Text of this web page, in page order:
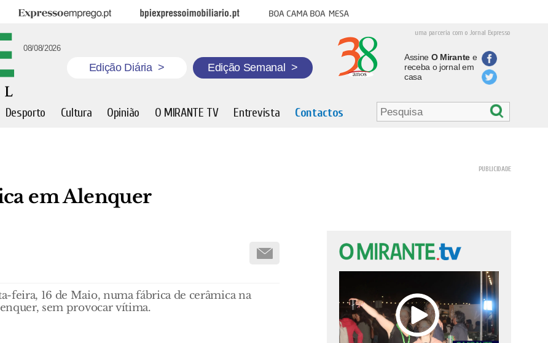
Expresso Emprego BPI Expresso Imobiliário Boa cama boa mesa
uma parceria com o Jornal Expresso
08/08/2026
Edição Diária > Edição Semanal >
Assine O Mirantee
receba o jornal em
casa
Desporto Cultura Opinião O MIRANTE TV Entrevista Contactos
em Alenquer
feira, 16 de Maio, numa fábrica de cerâmica na
sem provocar vítima.